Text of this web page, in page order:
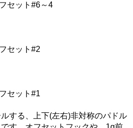
セット#6～4
セット#2
セット#1
する、上下(左右)非対称のパドル